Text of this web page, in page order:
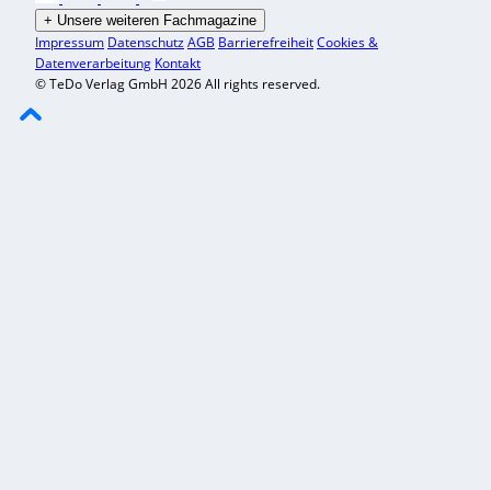
+ Unsere weiteren Fachmagazine
Impressum DatenschutzAGB BarrierefreiheitCookies &
Datenverarbeitung Kontakt
© TeDo Verlag GmbH 2026 All rights reserved.